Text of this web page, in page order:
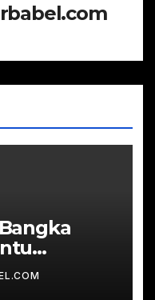
di Hutan